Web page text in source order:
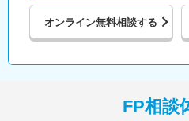
オンライン無料相談する
FP相談